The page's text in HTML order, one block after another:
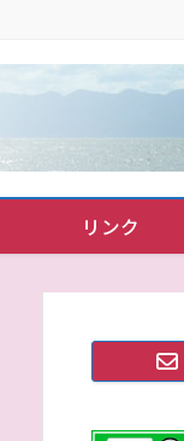
リンク